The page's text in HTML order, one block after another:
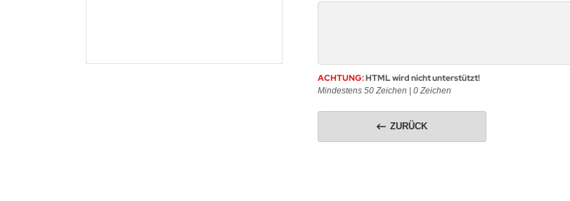
ACHTUNG:HTML wird nicht unterstützt!
Mindestens 50 Zeichen | 0 Zeichen
ZURÜCK